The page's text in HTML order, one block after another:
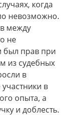
когда
невозможно.
между
не
был прав при
из судебных
в
в
опыта, а
и доблесть.